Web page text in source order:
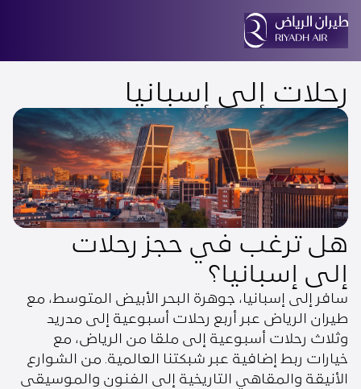
رحلات إلى إسبانيا
هل ترغب في حجز رحلات
إلى إسبانيا؟
سافر إلى إسبانيا، جوهرة البحر الأبيض المتوسط، مع
طيران الرياض عبر أربع رحلات أسبوعية إلى مدريد
وثلاث رحلات أسبوعية إلى ملقا من الرياض، مع
خيارات ربط إضافية عبر شبكتنا العالمية. من الشوارع
الأنيقة والمقاهي التاريخية إلى الفنون والموسيقى